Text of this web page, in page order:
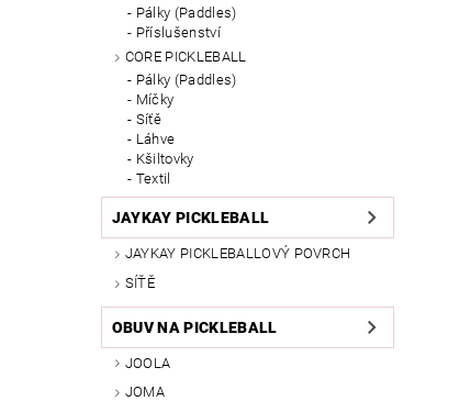
Pálky (Paddles)
Příslušenství
CORE PICKLEBALL
Pálky (Paddles)
Míčky
Síťě
Láhve
Kšiltovky
Textil
JAYKAY PICKLEBALL
JAYKAY PICKLEBALLOVÝ POVRCH
SÍŤĚ
OBUV NA PICKLEBALL
JOOLA
JOMA